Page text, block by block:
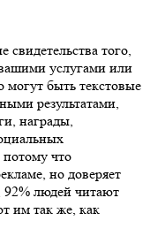
того,
услугами или
могут быть текстовые
результатами,
награды,
потому что
но доверяет
92% людей читают
им так же, как